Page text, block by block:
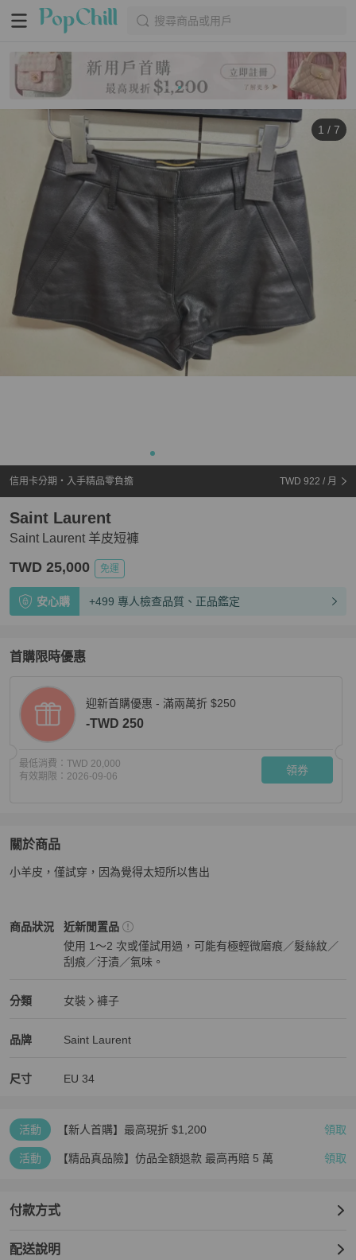
搜尋商品或用戶
1 / 7
信用卡分期・入手精品零負擔 TWD 922 / 月
Saint Laurent 羊皮短褲
Saint Laurent
TWD 25,000 免運
安心購 +499 專人檢查品質、正品鑑定
首購限時優惠
迎新首購優惠 - 滿兩萬折 $250
-TWD 250
最低消費： TWD 20,000
有效期限： 2026-09-06 領券
關於商品
關於Saint Laurent 羊皮短褲商品詳情與購買須知
小羊皮，僅試穿，因為覺得太短所以售出
商品狀況
Saint Laurent女裝商品狀態與細節
近新閒置品
使用 1～2 次或僅試用過，可能有極輕微磨痕／髮絲紋／
刮痕／汙漬／氣味。
分類
Saint Laurent女裝分類資訊
女裝
褲子
品牌
Saint Laurent精品 女裝品牌介紹
Saint Laurent
Saint Laurent推薦清單
尺寸 EU 34
活動 【新人首購】最高現折 $1,200 領取
活動 【精品真品險】仿品全額退款 最高再賠 5 萬 領取
付款方式
配送說明